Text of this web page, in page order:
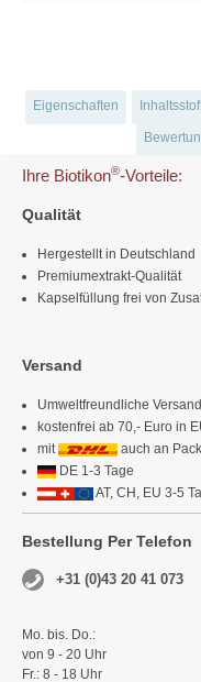
Eigenschaften
Ihre Biotikon®-Vorteile:
Qualität
Hergestellt in Deutschland
Premiumextrakt-Qualität
Kapselfüllung frei von
Versand
Umweltfreundliche
kostenfrei ab 70,- Euro in
mit
auch an
DE 1-3 Tage
AT, CH, EU 3-5
Bestellung Per Telefon
+31 (0)43 20 41 073
Mo. bis. Do.:
von 9 - 20 Uhr
Fr.: 8 - 18 Uhr